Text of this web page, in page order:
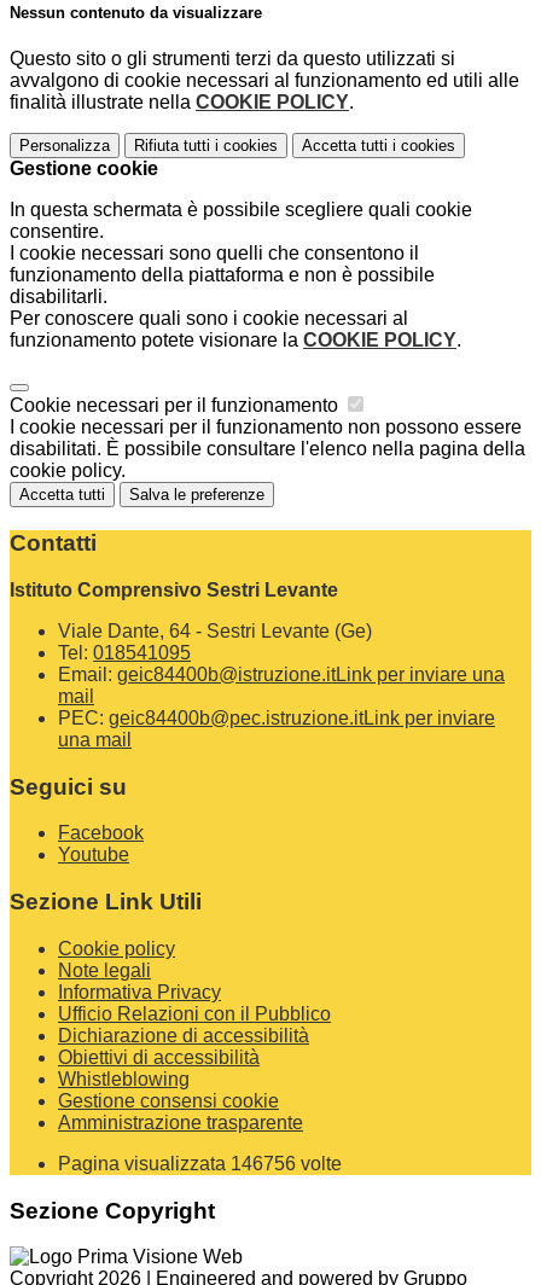
Nessun contenuto da visualizzare
Questo sito o gli strumenti terzi da questo utilizzati si
avvalgono di cookie necessari al funzionamento ed utili alle
finalità illustrate nella COOKIE POLICY.
Personalizza Rifiuta tutti i cookies Accetta tutti i cookies
Gestione cookie
In questa schermata è possibile scegliere quali cookie
consentire.
I cookie necessari sono quelli che consentono il
funzionamento della piattaforma e non è possibile
disabilitarli.
Per conoscere quali sono i cookie necessari al
funzionamento potete visionare la COOKIE POLICY.
Cookie necessari per il funzionamento
I cookie necessari per il funzionamento non possono essere
disabilitati. È possibile consultare l'elenco nella pagina della
cookie policy.
Accetta tutti Salva le preferenze
Contatti
Istituto Comprensivo Sestri Levante
Viale Dante, 64 - Sestri Levante (Ge)
Tel: 018541095
Email: geic84400b@istruzione.itLink per inviare una
mail
PEC: geic84400b@pec.istruzione.itLink per inviare
una mail
Seguici su
Facebook
Youtube
Sezione Link Utili
Cookie policy
Note legali
Informativa Privacy
Ufficio Relazioni con il Pubblico
Dichiarazione di accessibilità
Obiettivi di accessibilità
Whistleblowing
Gestione consensi cookie
Amministrazione trasparente
Pagina visualizzata 146756 volte
Sezione Copyright
Copyright 2026 | Engineered and powered by Gruppo